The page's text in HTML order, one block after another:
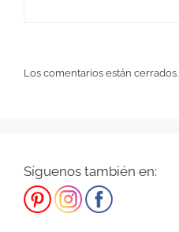
Los comentarios están cerrados.
Síguenos también en: